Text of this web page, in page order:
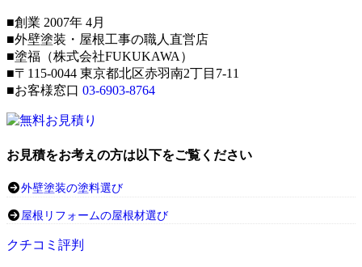
■創業 2007年 4月
■外壁塗装・屋根工事の職人直営店
■塗福（株式会社FUKUKAWA）
■〒115-0044 東京都北区赤羽南2丁目7-11
■お客様窓口 03-6903-8764
お見積をお考えの方は以下をご覧ください
外壁塗装の塗料選び
屋根リフォームの屋根材選び
クチコミ評判